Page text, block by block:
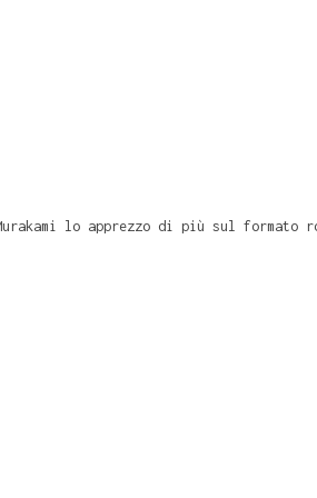
lo apprezzo di più sul formato